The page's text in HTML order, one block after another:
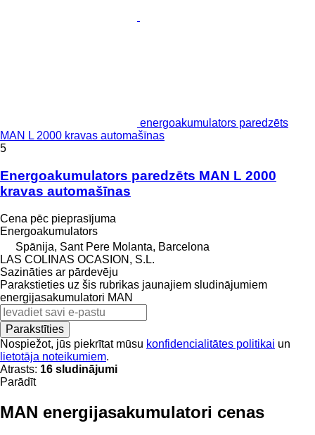
energoakumulators paredzēts
MAN L 2000 kravas automašīnas
5
Energoakumulators paredzēts MAN L 2000
kravas automašīnas
Cena pēc pieprasījuma
Energoakumulators
Spānija, Sant Pere Molanta, Barcelona
LAS COLINAS OCASION, S.L.
Sazināties ar pārdevēju
Parakstieties uz šis rubrikas jaunajiem sludinājumiem
energijasakumulatori MAN
Parakstīties
Nospiežot, jūs piekrītat mūsu konfidencialitātes politikai un
lietotāja noteikumiem.
Atrasts: 16 sludinājumi
Parādīt
MAN energijasakumulatori cenas